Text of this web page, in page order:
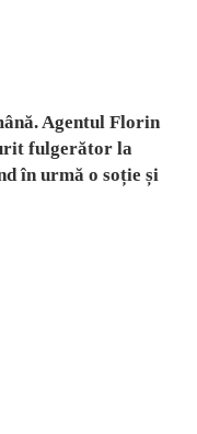
Agentul Florin
fulgerător la
în urmă o soție și